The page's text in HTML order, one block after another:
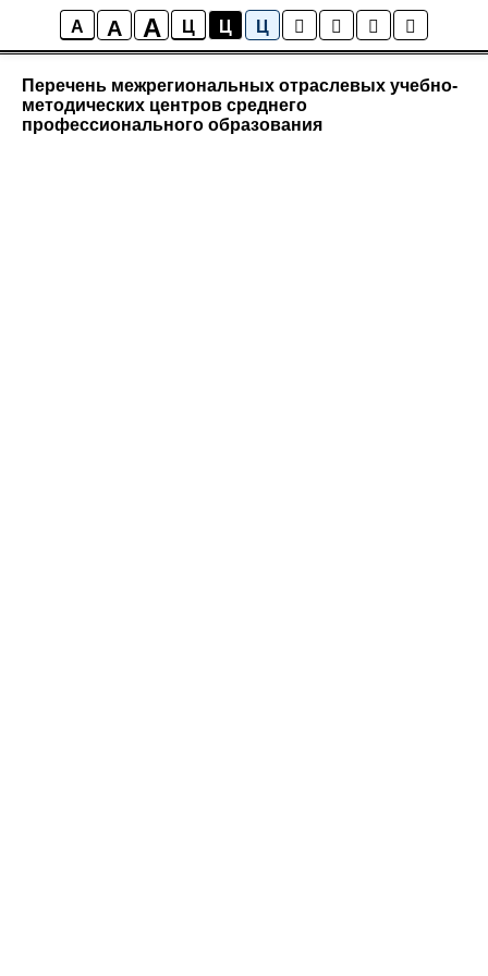
A A A Ц Ц Ц
Документы
Перечень межрегиональных отраслевых учебно-
методических центров среднего
профессионального образования